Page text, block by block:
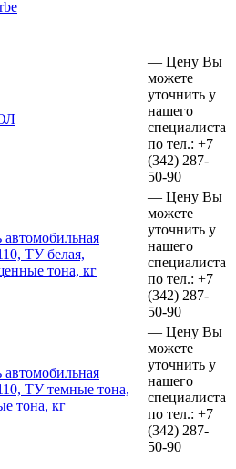
— Цену Вы
можете
уточнить у
нашего
специалиста
по тел.: +7
(342) 287-
50-90
автомобильная
ТУ белая,
тона, кг
— Цену Вы
можете
уточнить у
нашего
специалиста
по тел.: +7
(342) 287-
50-90
автомобильная
ТУ темные тона,
тона, кг
— Цену Вы
можете
уточнить у
нашего
специалиста
по тел.: +7
(342) 287-
50-90